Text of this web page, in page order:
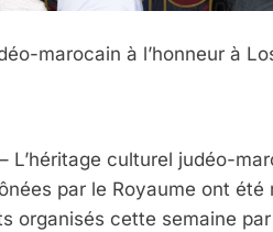
marocain à l’honneur à
L’héritage culturel judéo-
par le Royaume ont
organisés cette semaine